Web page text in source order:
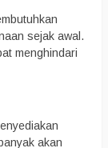
sejak awal.
menghindari
akan